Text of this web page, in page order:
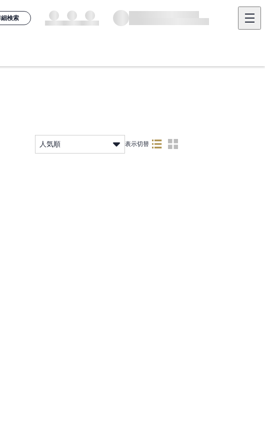
検索
人気順 表示切替